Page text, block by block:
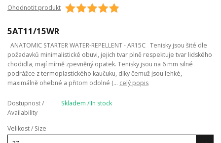
Ohodnotit produkt
5AT11/15WR
ANATOMIC STARTER WATER-REPELLENT - AR15C Tenisky jsou šité dle
požadavků minimalistické obuvi, jejich tvar plně respektuje tvar lidského
chodidla, mají mírně zpevněný opatek. Tenisky jsou na 6 mm silné
podrážce z termoplastického kaučuku, díky čemuž jsou lehké,
maximálně ohebné a přitom odolné (... celý popis
Dostupnost /
Availability
Skladem / In stock
Velikost / Size